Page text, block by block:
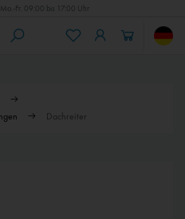
Mo.-Fr. 09:00 bis 17:00 Uhr
Dachreiter